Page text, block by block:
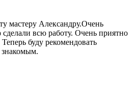
мастеру Александру.Очень
сделали всю работу. Очень приятно
буду рекомендовать